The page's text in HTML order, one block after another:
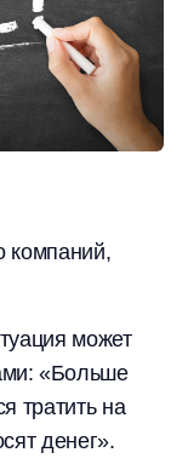
компаний,
может
«Больше
тратить на
денег».